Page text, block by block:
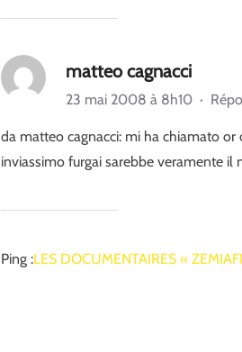
matteo cagnacci
23 mai 2008 à 8h10 ·
da matteo cagnacci: mi ha chiamato
inviassimo furgai sarebbe veramente il
Ping :LES DOCUMENTAIRES «